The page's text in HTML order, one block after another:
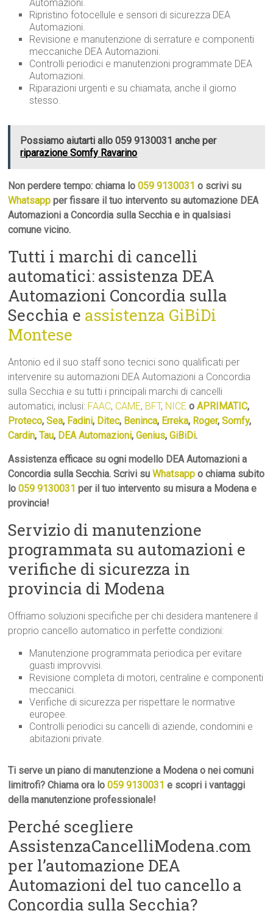
Automazioni.
Ripristino fotocellule e sensori di sicurezza DEA
Automazioni.
Revisione e manutenzione di serrature e componenti
meccaniche DEA Automazioni.
Controlli periodici e manutenzioni programmate DEA
Automazioni.
Riparazioni urgenti e su chiamata, anche il giorno
stesso.
Possiamo aiutarti allo 059 9130031 anche per
riparazione Somfy Ravarino
Non perdere tempo: chiama lo059 9130031 o scrivi su
Whatsapp per fissare il tuo intervento su automazione DEA
Automazioni a Concordia sulla Secchia e in qualsiasi
comune vicino.
Tutti i marchi di cancelli
automatici: assistenza DEA
Automazioni Concordia sulla
Secchia e assistenza GiBiDi
Montese
Antonio ed il suo staff sono tecnici sono qualificati per
intervenire su automazioni DEA Automazioni a Concordia
sulla Secchia e su tutti i principali marchi di cancelli
automatici, inclusi: FAAC, CAME, BFT, NICE oAPRIMATIC,
Proteco,Sea, Fadini, Ditec, Beninca, Erreka, Roger,Somfy,
Cardin,Tau, DEA Automazioni,Genius,GiBiDi.
Assistenza efficace su ogni modello DEA Automazioni a
Concordia sulla Secchia. Scrivi suWhatsapp o chiama subito
lo059 9130031 per il tuo intervento su misura a Modena e
provincia!
Servizio di manutenzione
programmata su automazioni e
verifiche di sicurezza in
provincia di Modena
Offriamo soluzioni specifiche per chi desidera mantenere il
proprio cancello automatico in perfette condizioni:
Manutenzione programmata periodica per evitare
guasti improvvisi.
Revisione completa di motori, centraline e componenti
meccanici.
Verifiche di sicurezza per rispettare le normative
europee.
Controlli periodici su cancelli di aziende, condomini e
abitazioni private.
Ti serve un piano di manutenzione a Modena o nei comuni
limitrofi? Chiama ora lo059 9130031 e scopri i vantaggi
della manutenzione professionale!
Perché scegliere
AssistenzaCancelliModena.com
per l’automazione DEA
Automazioni del tuo cancello a
Concordia sulla Secchia?